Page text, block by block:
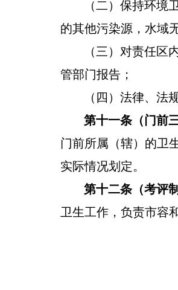
（二）保持环境
的其他污染源，水域
（三）对责任
管部门报告；
（四）法律、法
第十一条（门前
门前所属（辖）的卫
实际情况划定。
第十二条（考评制
卫生工作， 负责市容